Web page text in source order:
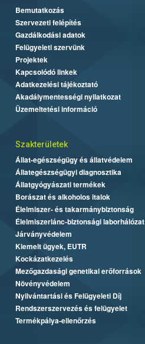
Bemutatkozás
Szervezeti felépítés
Gazdálkodási adatok
Felügyeleti szervünk
Projektek
Kapcsolódó linkek
Adatkezelési tájékoztató
Akadálymentességi nyilatkozat
Üzemeltetési információ
Szakterületek
Állat-egészségügy és állatvédelem
Állategészségügyi diagnosztika
Állatgyógyászati termékek
Borászat és alkoholos italok
Élelmiszer- és takarmánybiztonság
Élelmiszerlánc-biztonsági laborhálózat
Járványvédelem
Kiemelt ügyek, EUTR
Kockázatkezelés
Mezőgazdasági genetikai erőforrások
Növényvédelem
Nyilvántartási és Felügyeleti Díj
Rendszerszervezés és felügyelet
Termékpálya-ellenőrzés